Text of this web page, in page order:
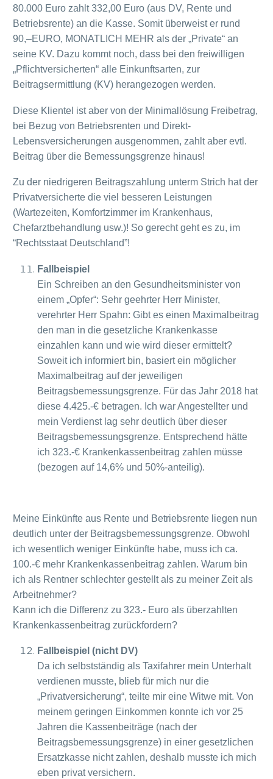
80.000 Euro zahlt 332,00 Euro (aus DV, Rente und
Betriebsrente) an die Kasse. Somit überweist er rund
90,–EURO, MONATLICH MEHR als der „Private“ an
seine KV. Dazu kommt noch, dass bei den freiwilligen
„Pflichtversicherten“ alle Einkunftsarten, zur
Beitragsermittlung (KV) herangezogen werden.
Diese Klientel ist aber von der Minimallösung Freibetrag,
bei Bezug von Betriebsrenten und Direkt-
Lebensversicherungen ausgenommen, zahlt aber evtl.
Beitrag über die Bemessungsgrenze hinaus!
Zu der niedrigeren Beitragszahlung unterm Strich hat der
Privatversicherte die viel besseren Leistungen
(Wartezeiten, Komfortzimmer im Krankenhaus,
Chefarztbehandlung usw.)! So gerecht geht es zu, im
“Rechtsstaat Deutschland”!
Fallbeispiel
Ein Schreiben an den Gesundheitsminister von
einem „Opfer“: Sehr geehrter Herr Minister,
verehrter Herr Spahn: Gibt es einen Maximalbeitrag
den man in die gesetzliche Krankenkasse
einzahlen kann und wie wird dieser ermittelt?
Soweit ich informiert bin, basiert ein möglicher
Maximalbeitrag auf der jeweiligen
Beitragsbemessungsgrenze. Für das Jahr 2018 hat
diese 4.425.-€ betragen. Ich war Angestellter und
mein Verdienst lag sehr deutlich über dieser
Beitragsbemessungsgrenze. Entsprechend hätte
ich 323.-€ Krankenkassenbeitrag zahlen müsse
(bezogen auf 14,6% und 50%-anteilig).
Meine Einkünfte aus Rente und Betriebsrente liegen nun
deutlich unter der Beitragsbemessungsgrenze. Obwohl
ich wesentlich weniger Einkünfte habe, muss ich ca.
100.-€ mehr Krankenkassenbeitrag zahlen. Warum bin
ich als Rentner schlechter gestellt als zu meiner Zeit als
Arbeitnehmer?
Kann ich die Differenz zu 323.- Euro als überzahlten
Krankenkassenbeitrag zurückfordern?
Fallbeispiel (nicht DV)
Da ich selbstständig als Taxifahrer mein Unterhalt
verdienen musste, blieb für mich nur die
„Privatversicherung“, teilte mir eine Witwe mit. Von
meinem geringen Einkommen konnte ich vor 25
Jahren die Kassenbeiträge (nach der
Beitragsbemessungsgrenze) in einer gesetzlichen
Ersatzkasse nicht zahlen, deshalb musste ich mich
eben privat versichern.